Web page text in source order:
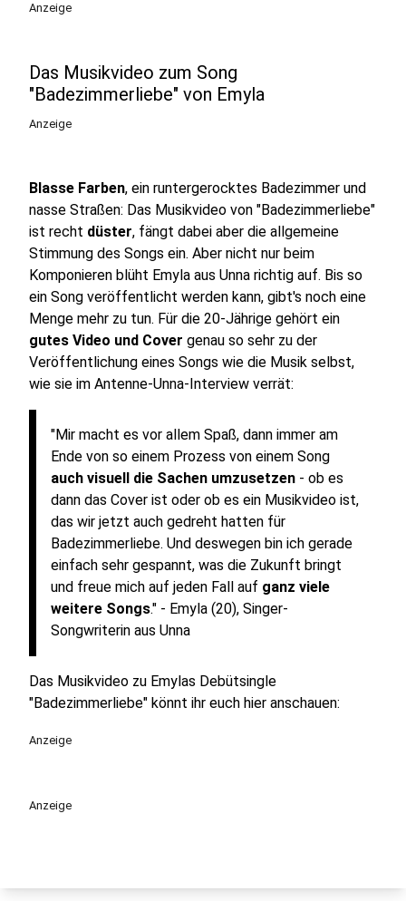
Anzeige
Das Musikvideo zum Song
"Badezimmerliebe" von Emyla
Anzeige
Blasse Farben, ein runtergerocktes Badezimmer und
nasse Straßen: Das Musikvideo von "Badezimmerliebe"
ist recht düster, fängt dabei aber die allgemeine
Stimmung des Songs ein. Aber nicht nur beim
Komponieren blüht Emyla aus Unna richtig auf. Bis so
ein Song veröffentlicht werden kann, gibt's noch eine
Menge mehr zu tun. Für die 20-Jährige gehört ein
gutes Video und Cover genau so sehr zu der
Veröffentlichung eines Songs wie die Musik selbst,
wie sie im Antenne-Unna-Interview verrät:
"Mir macht es vor allem Spaß, dann immer am
Ende von so einem Prozess von einem Song
auch visuell die Sachen umzusetzen - ob es
dann das Cover ist oder ob es ein Musikvideo ist,
das wir jetzt auch gedreht hatten für
Badezimmerliebe. Und deswegen bin ich gerade
einfach sehr gespannt, was die Zukunft bringt
und freue mich auf jeden Fall auf ganz viele
weitere Songs." - Emyla (20), Singer-
Songwriterin aus Unna
Das Musikvideo zu Emylas Debütsingle
"Badezimmerliebe" könnt ihr euch hier anschauen:
Anzeige
Anzeige